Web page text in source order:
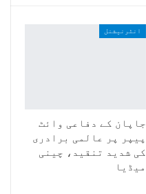
انٹرنیشنل
جاپان کے دفاعی وائٹ
پیپر پر عالمی برادری
کی شدید تنقید، چینی
میڈیا